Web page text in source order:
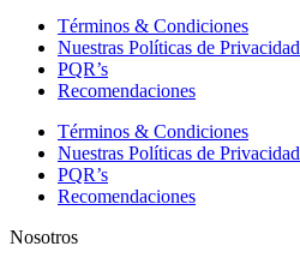
Términos & Condiciones
Nuestras Políticas de Privacidad
PQR’s
Recomendaciones
Términos & Condiciones
Nuestras Políticas de Privacidad
PQR’s
Recomendaciones
Nosotros